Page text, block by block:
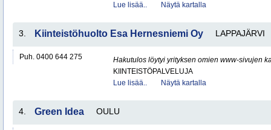
Lue lisää..
Näytä kartalla
3. Kiinteistöhuolto Esa Hernesniemi Oy LAPPAJÄRVI
Puh. 0400 644 275
Hakutulos löytyi yrityksen omien www-sivujen
KIINTEISTÖPALVELUJA
Lue lisää..
Näytä kartalla
4. Green Idea OULU